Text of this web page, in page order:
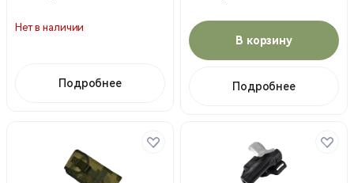
Нет в наличии
Подробнее
В корзину
Подробнее